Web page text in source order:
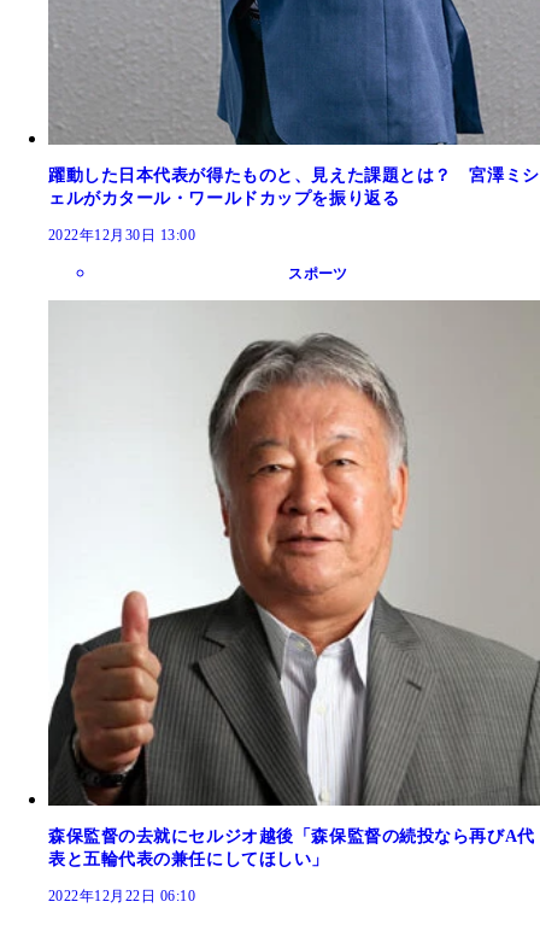
躍動した日本代表が得たものと、見えた課題とは？ 宮澤ミシ
ェルがカタール・ワールドカップを振り返る
2022年12月30日 13:00
スポーツ
森保監督の去就にセルジオ越後「森保監督の続投なら再びA代
表と五輪代表の兼任にしてほしい」
2022年12月22日 06:10